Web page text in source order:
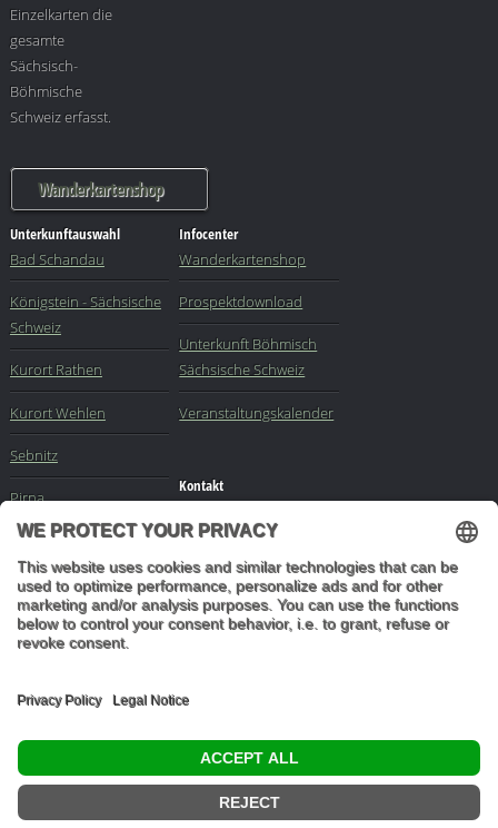
Einzelkarten die
gesamte
Sächsisch-
Böhmische
Schweiz erfasst.
Wanderkartenshop
Unterkunftauswahl
Bad Schandau
Königstein - Sächsische
Schweiz
Kurort Rathen
Kurort Wehlen
Sebnitz
Pirna
Elbe- Sachsen-
Dresden
Infocenter
Wanderkartenshop
Prospektdownload
Unterkunft Böhmisch
Sächsische Schweiz
Veranstaltungskalender
Kontakt
Mail an die Redaktion
nachzudenken man
jahrelang im Moos
liegen könnte." (Franz
Kafka)